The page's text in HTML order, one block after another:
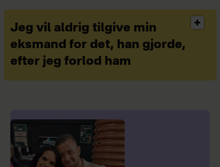
Jeg vil aldrig tilgive min
eksmand for det, han gjorde,
efter jeg forlod ham